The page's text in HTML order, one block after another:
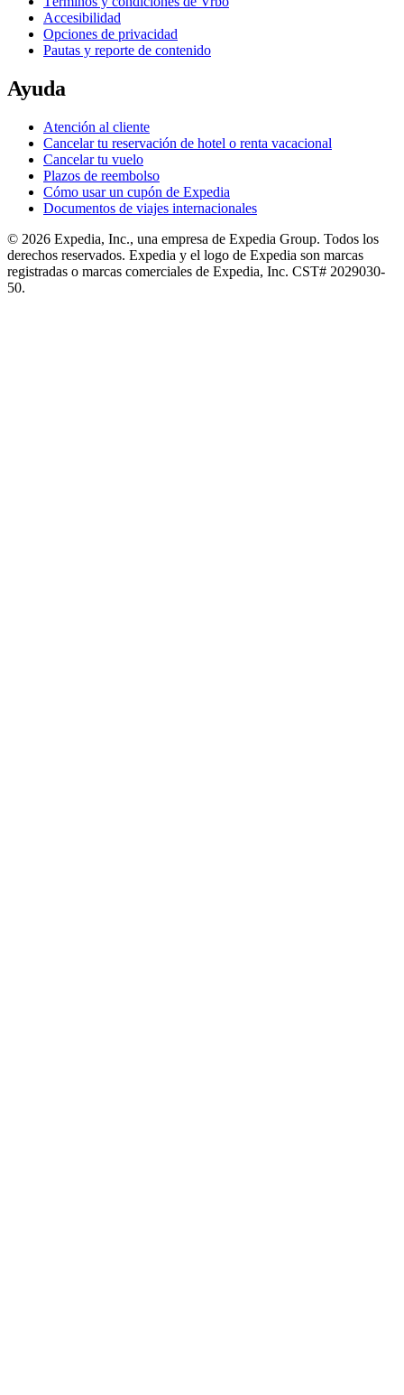
Accesibilidad
Opciones de privacidad
Pautas y reporte de contenido
Ayuda
Atención al cliente
Cancelar tu reservación de hotel o renta vacacional
Cancelar tu vuelo
Plazos de reembolso
Cómo usar un cupón de Expedia
Documentos de viajes internacionales
© 2026 Expedia, Inc., una empresa de Expedia Group. Todos los
derechos reservados. Expedia y el logo de Expedia son marcas
registradas o marcas comerciales de Expedia, Inc. CST# 2029030-
50.